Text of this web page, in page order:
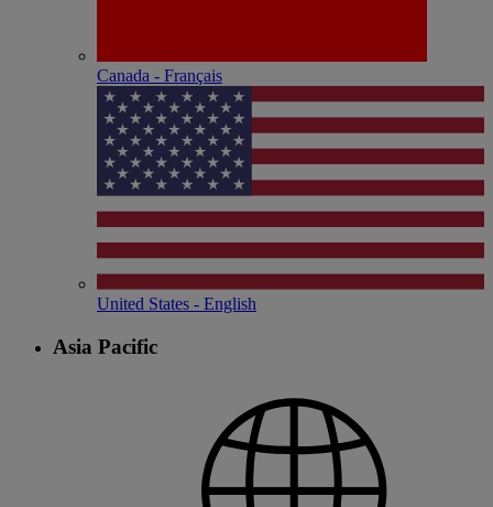
Canada - Français
United States - English
Asia Pacific